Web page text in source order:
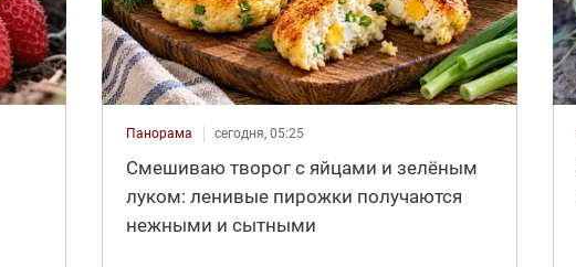
Панорама сегодня, 05:25
Смешиваю творог с яйцами и зелёным
луком: ленивые пирожки получаются
нежными и сытными